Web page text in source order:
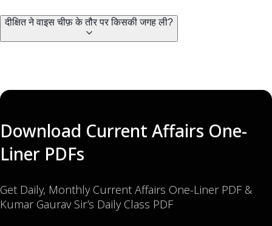
दीक्षित ने वाइस चीफ़ के तौर पर किसकी जगह ली?
Download Current Affairs One-
Liner PDFs
Get Daily, Monthly Current Affairs One-Liner PDF &
Kumar Gaurav Sir’s Daily Class PDF